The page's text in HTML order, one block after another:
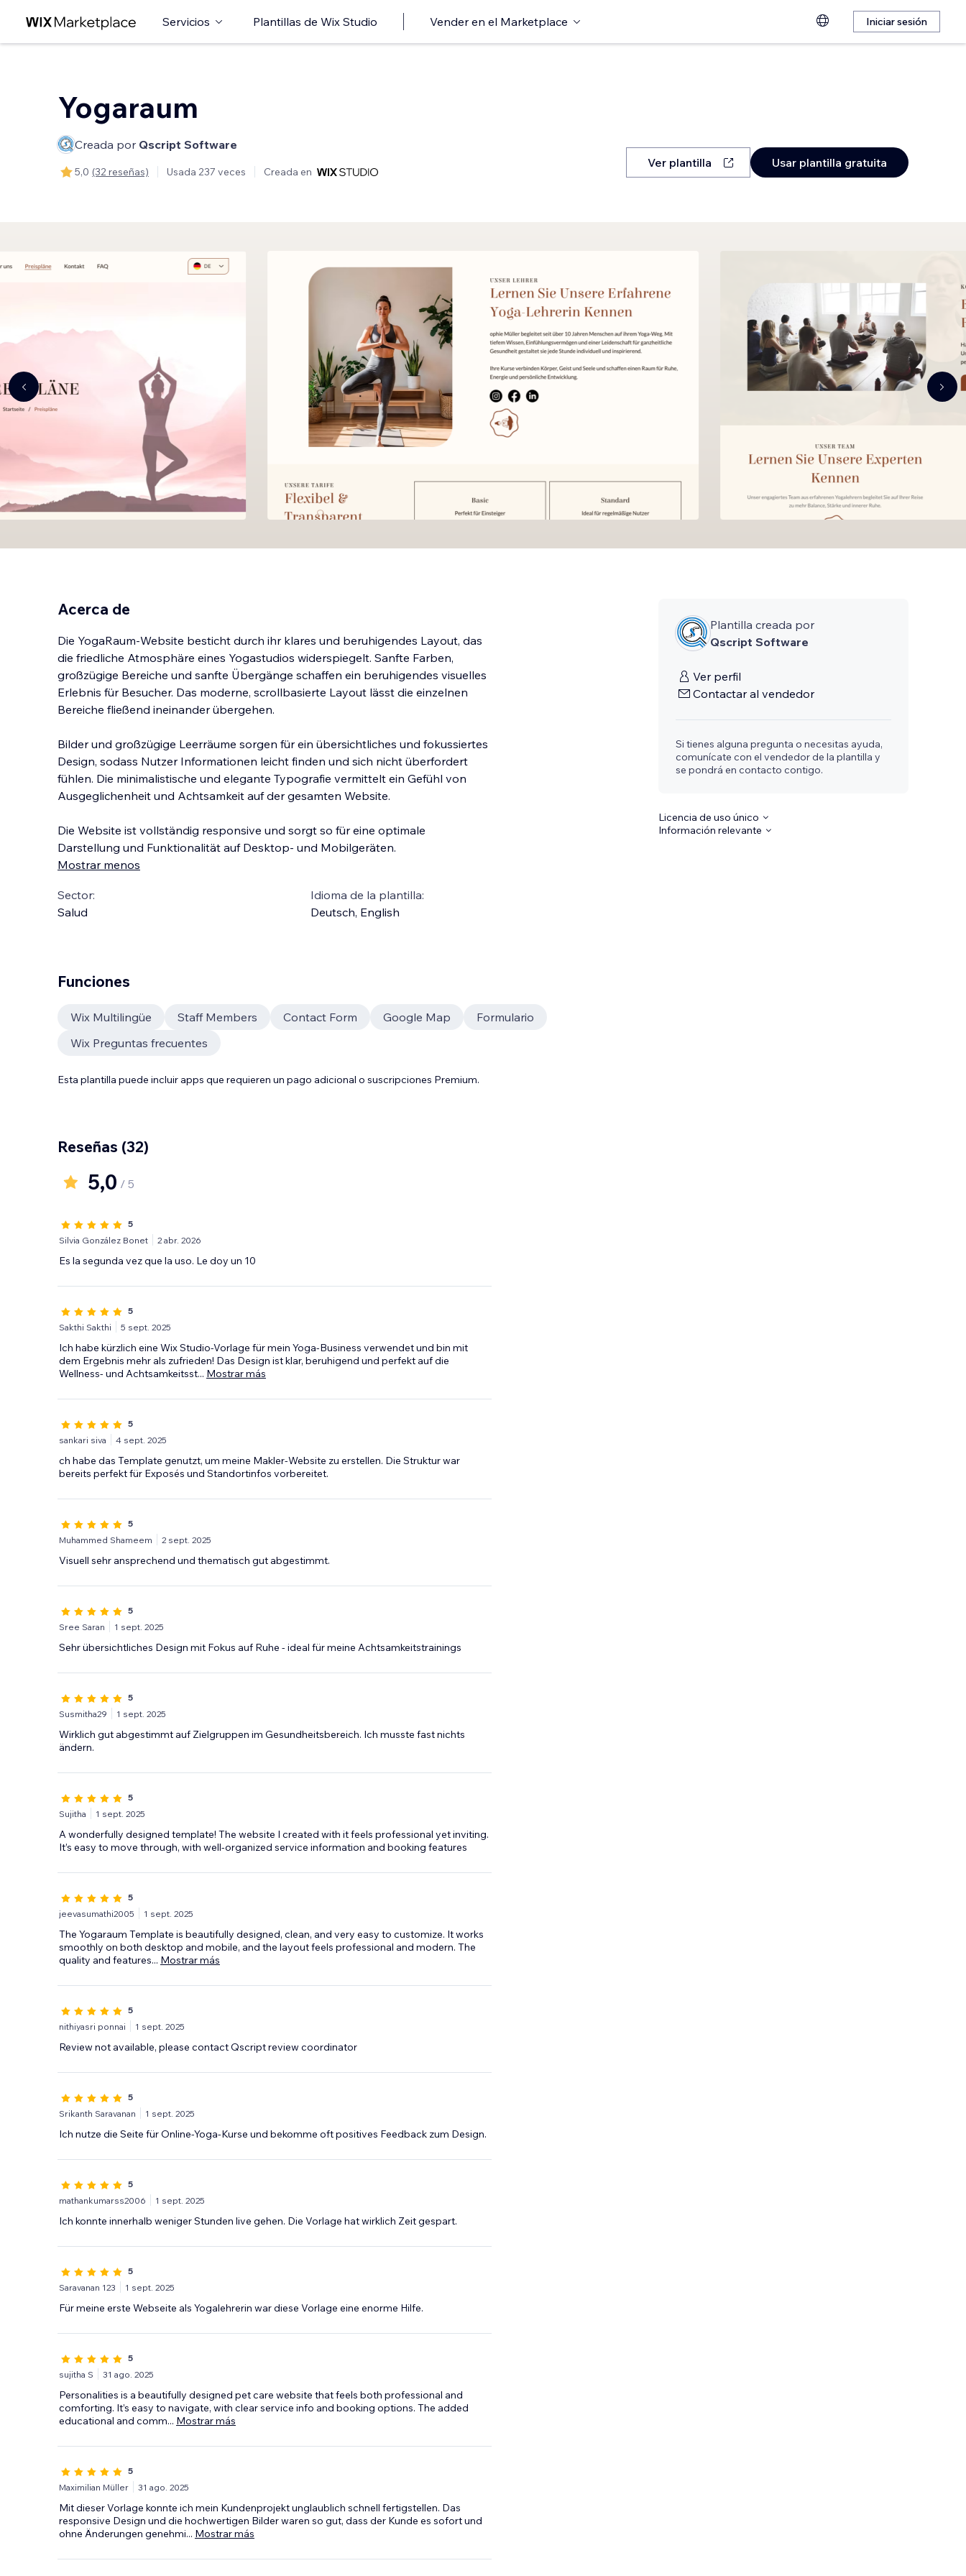
Servicios Plantillas de Wix Studio Vender en el Marketplace Iniciar sesión
Yogaraum
Creada por Qscript Software
5,0 (32 reseñas) Usada 237 veces Creada en
Ver plantilla Usar plantilla gratuita
Acerca de
Die YogaRaum-Website besticht durch ihr klares und beruhigendes Layout, das
die friedliche Atmosphäre eines Yogastudios widerspiegelt. Sanfte Farben,
großzügige Bereiche und sanfte Übergänge schaffen ein beruhigendes visuelles
Erlebnis für Besucher. Das moderne, scrollbasierte Layout lässt die einzelnen
Bereiche fließend ineinander übergehen.
Bilder und großzügige Leerräume sorgen für ein übersichtliches und fokussiertes
Design, sodass Nutzer Informationen leicht finden und sich nicht überfordert
fühlen. Die minimalistische und elegante Typografie vermittelt ein Gefühl von
Ausgeglichenheit und Achtsamkeit auf der gesamten Website.
Die Website ist vollständig responsive und sorgt so für eine optimale
Darstellung und Funktionalität auf Desktop- und Mobilgeräten.
Mostrar menos
Sector:
Salud
Idioma de la plantilla:
Deutsch, English
Plantilla creada por
Qscript Software
Ver perfil
Contactar al vendedor
Si tienes alguna pregunta o necesitas ayuda,
comunícate con el vendedor de la plantilla y
se pondrá en contacto contigo.
Licencia de uso único
Información relevante
Funciones
Wix Multilingüe Staff Members Contact Form Google Map
Formulario
Wix Preguntas frecuentes
Esta plantilla puede incluir apps que requieren un pago adicional o suscripciones Premium.
Reseñas (32)
5,0 / 5
5
Silvia González Bonet
2 abr. 2026
Es la segunda vez que la uso. Le doy un 10
5
Sakthi Sakthi
5 sept. 2025
Ich habe kürzlich eine Wix Studio-Vorlage für mein Yoga-Business verwendet und bin mit
dem Ergebnis mehr als zufrieden! Das Design ist klar, beruhigend und perfekt auf die
Wellness- und Achtsamkeitsst... Mostrar más
5
sankari siva
4 sept. 2025
ch habe das Template genutzt, um meine Makler-Website zu erstellen. Die Struktur war
bereits perfekt für Exposés und Standortinfos vorbereitet.
5
Muhammed Shameem
2 sept. 2025
Visuell sehr ansprechend und thematisch gut abgestimmt.
5
Sree Saran
1 sept. 2025
Sehr übersichtliches Design mit Fokus auf Ruhe - ideal für meine Achtsamkeitstrainings
5
Susmitha29
1 sept. 2025
Wirklich gut abgestimmt auf Zielgruppen im Gesundheitsbereich. Ich musste fast nichts
ändern.
5
Sujitha
1 sept. 2025
A wonderfully designed template! The website I created with it feels professional yet inviting.
It’s easy to move through, with well-organized service information and booking features
5
jeevasumathi2005
1 sept. 2025
The Yogaraum Template is beautifully designed, clean, and very easy to customize. It works
smoothly on both desktop and mobile, and the layout feels professional and modern. The
quality and features... Mostrar más
5
nithiyasri ponnai
1 sept. 2025
Review not available, please contact Qscript review coordinator
5
Srikanth Saravanan
1 sept. 2025
Ich nutze die Seite für Online-Yoga-Kurse und bekomme oft positives Feedback zum Design.
5
mathankumarss2006
1 sept. 2025
Ich konnte innerhalb weniger Stunden live gehen. Die Vorlage hat wirklich Zeit gespart.
5
Saravanan 123
1 sept. 2025
Für meine erste Webseite als Yogalehrerin war diese Vorlage eine enorme Hilfe.
5
sujitha S
31 ago. 2025
Personalities is a beautifully designed pet care website that feels both professional and
comforting. It’s easy to navigate, with clear service info and booking options. The added
educational and comm... Mostrar más
5
Maximilian Müller
31 ago. 2025
Mit dieser Vorlage konnte ich mein Kundenprojekt unglaublich schnell fertigstellen. Das
responsive Design und die hochwertigen Bilder waren so gut, dass der Kunde es sofort und
ohne Änderungen genehmi... Mostrar más